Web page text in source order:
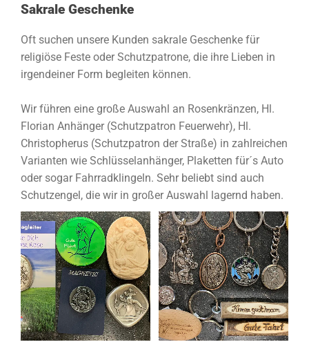
Sakrale Geschenke
Oft suchen unsere Kunden sakrale Geschenke für
religiöse Feste oder Schutzpatrone, die ihre Lieben in
irgendeiner Form begleiten können.
Wir führen eine große Auswahl an Rosenkränzen, Hl.
Florian Anhänger (Schutzpatron Feuerwehr), Hl.
Christopherus (Schutzpatron der Straße) in zahlreichen
Varianten wie Schlüsselanhänger, Plaketten für´s Auto
oder sogar Fahrradklingeln. Sehr beliebt sind auch
Schutzengel, die wir in großer Auswahl lagernd haben.